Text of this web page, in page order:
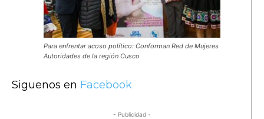
Para enfrentar acoso político: Conforman Red de Mujeres
Autoridades de la región Cusco
Siguenos en Facebook
- Publicidad -